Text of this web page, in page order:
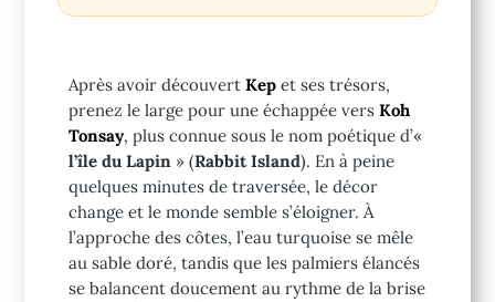
Après avoir découvertKep et ses trésors,
prenez le large pour une échappée versKoh
Tonsay, plus connue sous le nom poétique d’«
l’île du Lapin » (Rabbit Island). En à peine
quelques minutes de traversée, le décor
change et le monde semble s’éloigner. À
l’approche des côtes, l’eau turquoise se mêle
au sable doré, tandis que les palmiers élancés
se balancent doucement au rythme de la brise